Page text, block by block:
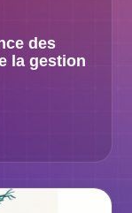
des
la gestion